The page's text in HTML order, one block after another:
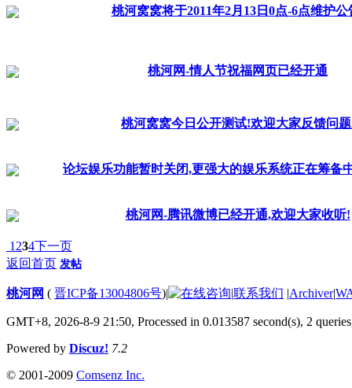
桃河窝窝将于2011年2月13日0点-6点维护公
桃河网-情人节祝福网页已经开通
桃河窝窝今日公开测试!欢迎大家反馈问
论坛娱乐功能暂时关闭,更强大的娱乐系统正在筹备
桃河网-腾讯微博已经开通,欢迎大家收听!
1 234下一页
返回首页 发帖
桃河网 ( 晋ICP备13004806号)| |联系我们 |Archiver|
GMT+8, 2026-8-9 21:50, Processed in 0.013587 second(s), 2
Powered by Discuz! 7.2
© 2001-2009 Comsenz Inc.